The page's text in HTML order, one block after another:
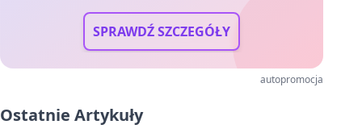
SPRAWDŹ SZCZEGÓŁY
autopromocja
Ostatnie Artykuły